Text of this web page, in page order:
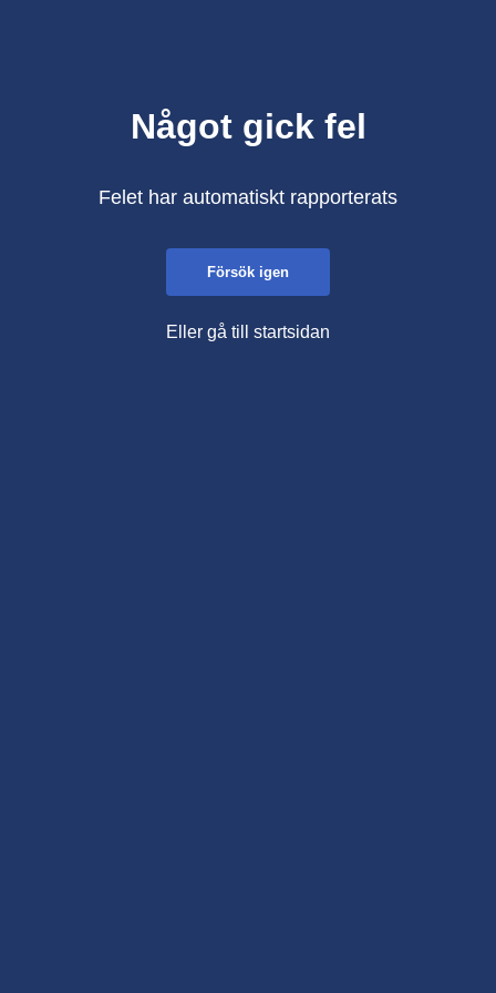
Något gick fel
Felet har automatiskt rapporterats
Försök igen
Eller gå till startsidan